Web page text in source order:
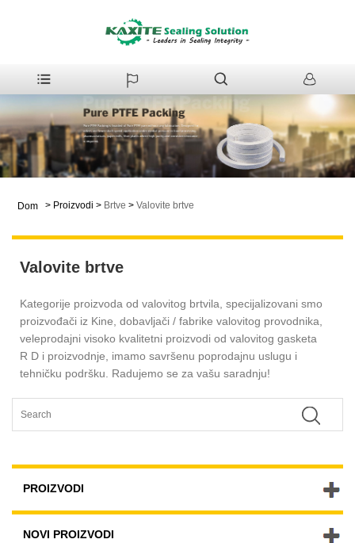
Dom > Proizvodi > Brtve > Valovite brtve
Valovite brtve
Kategorije proizvoda od valovitog brtvila, specijalizovani smo
proizvođači iz Kine, dobavljači / fabrike valovitog provodnika,
veleprodajni visoko kvalitetni proizvodi od valovitog gasketa
R D i proizvodnje, imamo savršenu poprodajnu uslugu i
tehničku podršku. Radujemo se za vašu saradnju!
PROIZVODI
NOVI PROIZVODI